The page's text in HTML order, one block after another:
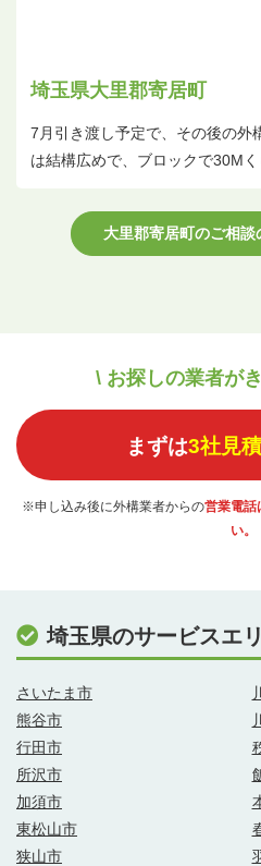
埼玉県大里郡寄居町
7月引き渡し予定で、その後の外
は結構広めで、ブロックで30Mく
大里郡寄居町のご相談
\ お探しの業者が
まずは3社見
※申し込み後に外構業者からの営業電話
い。
埼玉県のサービスエ
さいたま市
熊谷市
行田市
所沢市
加須市
東松山市
狭山市